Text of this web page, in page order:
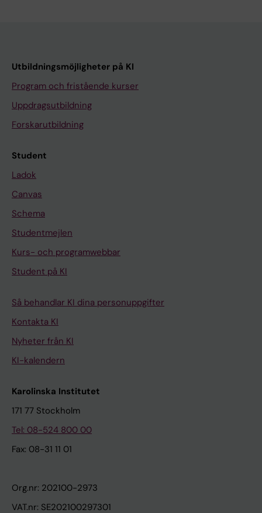
Utbildningsmöjligheter på KI
Program och fristående kurser
Uppdragsutbildning
Forskarutbildning
Student
Ladok
Canvas
Schema
Studentmejlen
Kurs- och programwebbar
Student på KI
Så behandlar KI dina personuppgifter
Kontakta KI
Nyheter från KI
KI-kalendern
Karolinska Institutet
171 77 Stockholm
Tel: 08-524 800 00
Fax: 08-31 11 01
Org.nr: 202100-2973
VAT.nr: SE202100297301